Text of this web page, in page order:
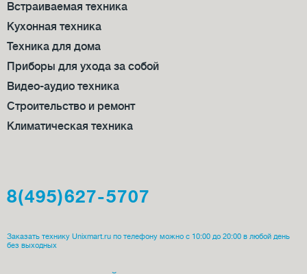
Встраиваемая техника
Кухонная техника
Техника для дома
Приборы для ухода за собой
Видео-аудио техника
Строительство и ремонт
Климатическая техника
8(495)627-5707
Заказать технику Unixmart.ru по телефону можно с 10:00 до 20:00 в любой день
без выходных